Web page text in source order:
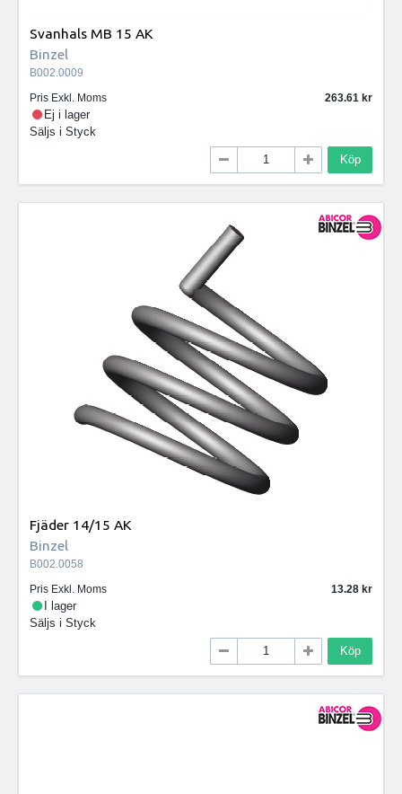
Svanhals MB 15 AK
Binzel
B002.0009
Pris Exkl. Moms
263.61
Ej i lager
Säljs i Styck
Köp
Fjäder 14/15 AK
Binzel
B002.0058
Pris Exkl. Moms
13.28
I lager
Säljs i Styck
Köp